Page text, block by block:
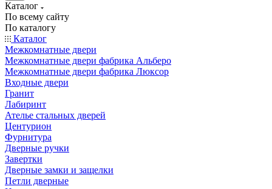
Каталог
По всему сайту
По каталогу
Каталог
Межкомнатные двери
Межкомнатные двери фабрика Альберо
Межкомнатные двери фабрика Люксор
Входные двери
Гранит
Лабиринт
Ателье стальных дверей
Центурион
Фурнитура
Дверные ручки
Завертки
Дверные замки и защелки
Петли дверные